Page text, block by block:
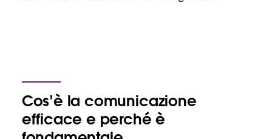
Cos’è la comunicazione
efficace e perché è